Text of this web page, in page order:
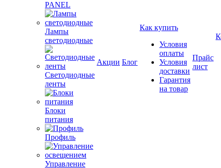
PANEL
Лампы
светодиодные
Светодиодные
ленты
Блоки
питания
Профиль
Управление
Акции Блог
Как купить
Условия
оплаты
Условия
доставки
Гарантия
на товар
Прайс
лист